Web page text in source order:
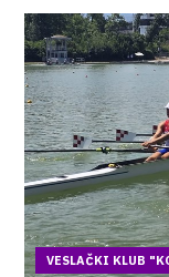
VESLAČKI KLUB